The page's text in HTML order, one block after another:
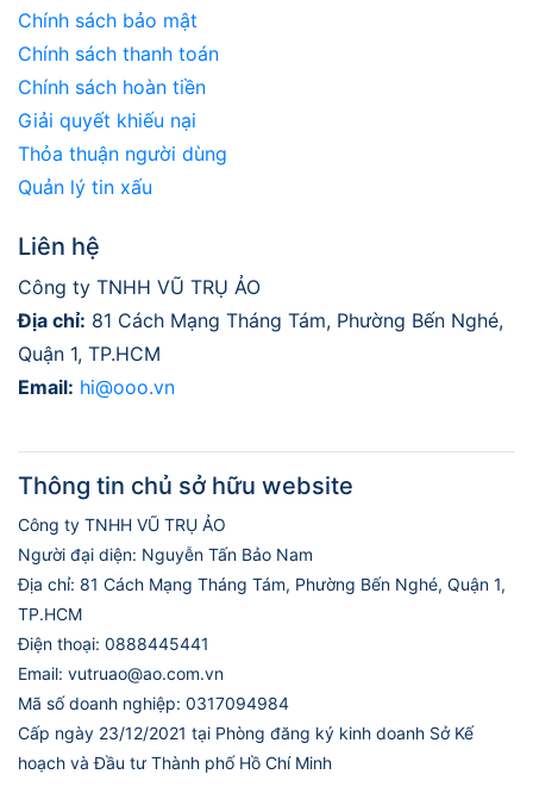
Chính sách bảo mật
Chính sách thanh toán
Chính sách hoàn tiền
Giải quyết khiếu nại
Thỏa thuận người dùng
Quản lý tin xấu
Liên hệ
Công ty TNHH VŨ TRỤ ẢO
Địa chỉ: 81 Cách Mạng Tháng Tám, Phường Bến Nghé,
Quận 1, TP.HCM
Email: hi@ooo.vn
Thông tin chủ sở hữu website
Công ty TNHH VŨ TRỤ ẢO
Người đại diện: Nguyễn Tấn Bảo Nam
Địa chỉ: 81 Cách Mạng Tháng Tám, Phường Bến Nghé, Quận 1,
TP.HCM
Điện thoại: 0888445441
Email: vutruao@ao.com.vn
Mã số doanh nghiệp: 0317094984
Cấp ngày 23/12/2021 tại Phòng đăng ký kinh doanh Sở Kế
hoạch và Đầu tư Thành phố Hồ Chí Minh